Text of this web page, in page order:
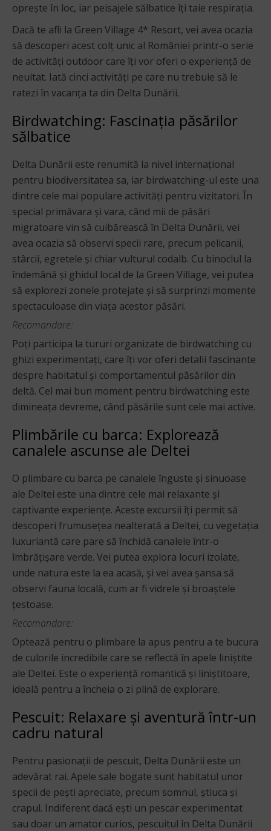
oprește în loc, iar peisajele sălbatice îți taie respirația.
Dacă te afli la Green Village 4* Resort, vei avea ocazia
să descoperi acest colț unic al României printr-o serie
de activități outdoor care îți vor oferi o experiență de
neuitat. Iată cinci activități pe care nu trebuie să le
ratezi în vacanța ta din Delta Dunării.
Birdwatching: Fascinația păsărilor
sălbatice
Delta Dunării este renumită la nivel internațional
pentru biodiversitatea sa, iar birdwatching-ul este una
dintre cele mai populare activități pentru vizitatori. În
special primăvara și vara, când mii de păsări
migratoare vin să cuibărească în Delta Dunării, vei
avea ocazia să observi specii rare, precum pelicanii,
stârcii, egretele și chiar vulturul codalb. Cu binoclul la
îndemână și ghidul local de la Green Village, vei putea
să explorezi zonele protejate și să surprinzi momente
spectaculoase din viața acestor păsări.
Recomandare:
Poți participa la tururi organizate de birdwatching cu
ghizi experimentați, care îți vor oferi detalii fascinante
despre habitatul și comportamentul păsărilor din
deltă. Cel mai bun moment pentru birdwatching este
dimineața devreme, când păsările sunt cele mai active.
Plimbările cu barca: Explorează
canalele ascunse ale Deltei
O plimbare cu barca pe canalele înguste și sinuoase
ale Deltei este una dintre cele mai relaxante și
captivante experiențe. Aceste excursii îți permit să
descoperi frumusețea nealterată a Deltei, cu vegetația
luxuriantă care pare să închidă canalele într-o
îmbrățișare verde. Vei putea explora locuri izolate,
unde natura este la ea acasă, și vei avea șansa să
observi fauna locală, cum ar fi vidrele și broaștele
țestoase.
Recomandare:
Optează pentru o plimbare la apus pentru a te bucura
de culorile incredibile care se reflectă în apele liniștite
ale Deltei. Este o experiență romantică și liniștitoare,
ideală pentru a încheia o zi plină de explorare.
Pescuit: Relaxare și aventură într-un
cadru natural
Pentru pasionații de pescuit, Delta Dunării este un
adevărat rai. Apele sale bogate sunt habitatul unor
specii de pești apreciate, precum somnul, știuca și
crapul. Indiferent dacă ești un pescar experimentat
sau doar un amator curios, pescuitul în Delta Dunării